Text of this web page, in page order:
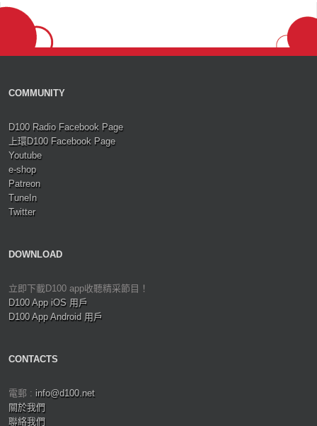
COMMUNITY
D100 Radio Facebook Page
上環D100 Facebook Page
Youtube
e-shop
Patreon
TuneIn
Twitter
DOWNLOAD
立即下載D100 app收聽精采節目！
D100 App iOS 用戶
D100 App Android 用戶
CONTACTS
電郵 : info@d100.net
關於我們
聯絡我們